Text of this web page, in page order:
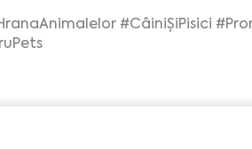
#CâiniȘiPisici